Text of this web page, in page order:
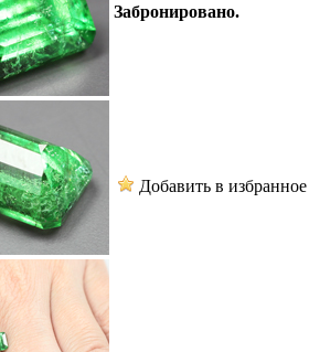
Забронировано.
Добавить в избранное